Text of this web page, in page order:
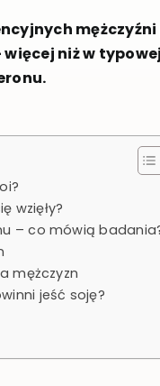
niż w
wzięły?
– co mówią
mężczyzn
jeść soję?